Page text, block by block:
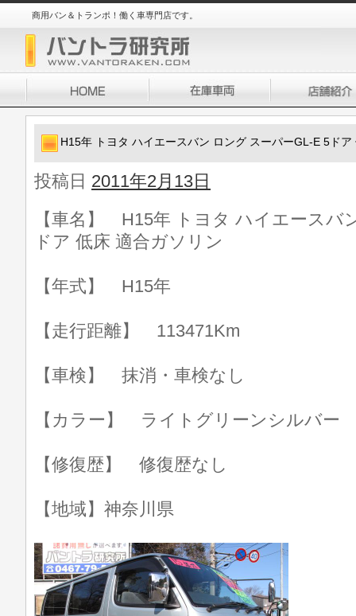
商用バン＆トランポ！働く車専門店です。
H15年 トヨタ ハイエースバン ロング スーパーGL-E 5ド
投稿日 2011年2月13日
【車名】 H15年 トヨタ ハイエースバ
ドア 低床 適合ガソリン
【年式】 H15年
【走行距離】 113471Km
【車検】 抹消・車検なし
【カラー】 ライトグリーンシルバー
【修復歴】 修復歴なし
【地域】神奈川県